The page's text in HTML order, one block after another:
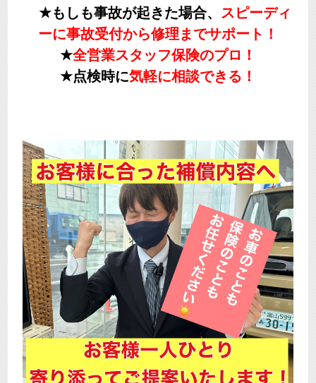
★もしも事故が起きた場合、 スピーディ
ーに事故受付から修理までサポート！
★全営業スタッフ保険のプロ！
★点検時に気軽に相談できる！